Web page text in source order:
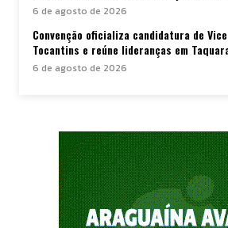
6 de agosto de 2026
Convenção oficializa candidatura de
Tocantins e reúne lideranças em
6 de agosto de 2026